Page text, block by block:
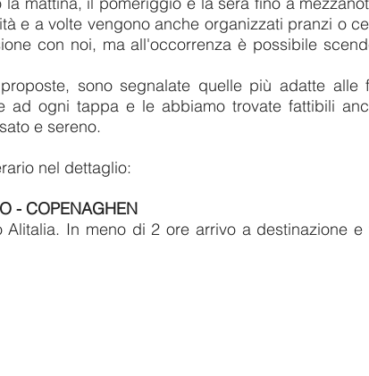
e a volte vengono anche organizzati pranzi o
con noi, ma all'occorrenza è possibile
sono segnalate quelle più adatte
ad ogni tappa e le abbiamo trovate fattibili
e sereno.
nel dettaglio:
- COPENAGHEN
Alitalia. In meno di 2 ore arrivo a destinazione